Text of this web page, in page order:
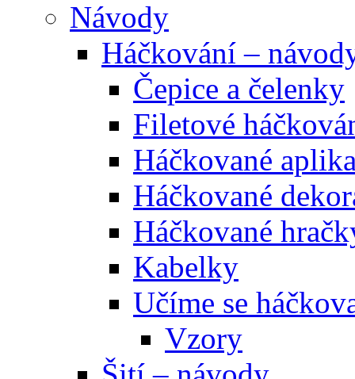
Návody
Háčkování –
Čepice a čelenky
Filetové
Háčkované
Háčkované
Háčkované
Kabelky
Učíme se
Vzory